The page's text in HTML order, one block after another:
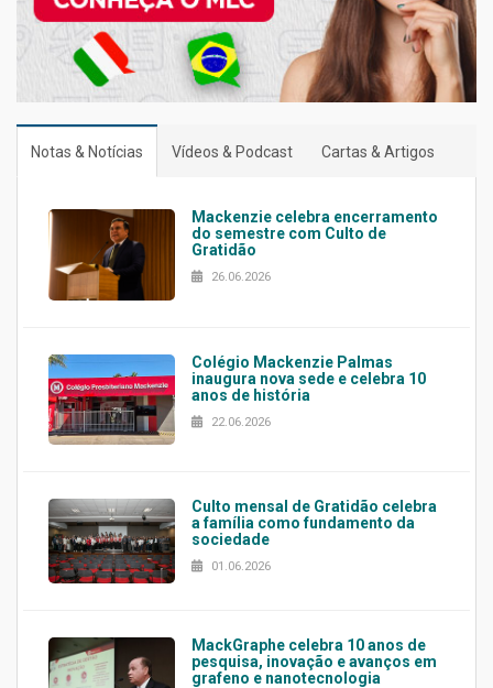
Notas & Notícias Vídeos & Podcast Cartas & Artigos
Mackenzie celebra encerramento
do semestre com Culto de
Gratidão
26.06.2026
Colégio Mackenzie Palmas
inaugura nova sede e celebra 10
anos de história
22.06.2026
Culto mensal de Gratidão celebra
a família como fundamento da
sociedade
01.06.2026
MackGraphe celebra 10 anos de
pesquisa, inovação e avanços em
grafeno e nanotecnologia